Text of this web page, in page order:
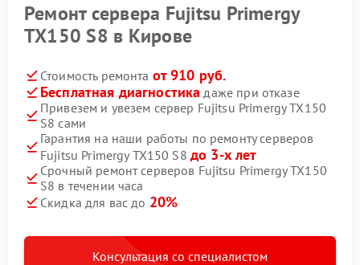
Ремонт сервера Fujitsu Primergy
TX150 S8 в Кирове
Стоимость ремонта от 910 руб.
Бесплатная диагностика даже при отказе
Привезем и увезем сервер Fujitsu Primergy TX150
S8 сами
Гарантия на наши работы по ремонту серверов
Fujitsu Primergy TX150 S8 до 3-х лет
Срочный ремонт серверов Fujitsu Primergy TX150
S8 в течении часа
Скидка для вас до 20%
Консультация со специалистом